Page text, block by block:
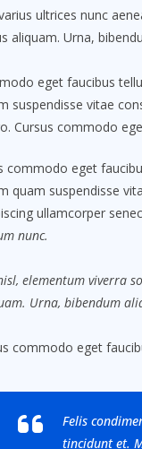
ultrices nunc
aliquam. Urna,
eget faucibus
suspendisse vitae
Cursus commodo
commodo eget
quam suspendisse
ullamcorper
nunc.
elementum viverra
Urna, bibendum
commodo eget
Felis
tincidunt et.